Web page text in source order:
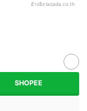
อ้างอิง:lazada.co.th
SHOPEE